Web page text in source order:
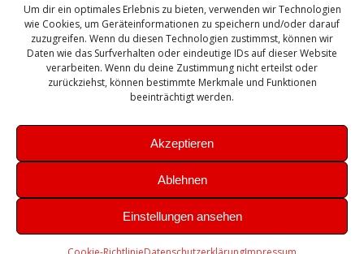
Um dir ein optimales Erlebnis zu bieten, verwenden wir Technologien
wie Cookies, um Geräteinformationen zu speichern und/oder darauf
zuzugreifen. Wenn du diesen Technologien zustimmst, können wir
Daten wie das Surfverhalten oder eindeutige IDs auf dieser Website
verarbeiten. Wenn du deine Zustimmung nicht erteilst oder
zurückziehst, können bestimmte Merkmale und Funktionen
beeinträchtigt werden.
Akzeptieren
Ablehnen
Einstellungen ansehen
Sanierung SBS Security Server Sicherheit
Sicherung SIEM Sophos SSL Ubuntu
Update Upgrade UTM VCenter VCSA Veeam
VMWare VPN WAZUH Windows
Zertifikat
Theme